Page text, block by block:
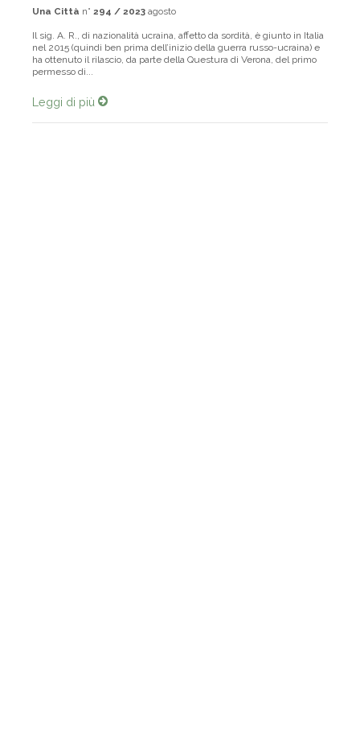
Una Città n° 294 / 2023 agosto
Il sig. A. R., di nazionalità ucraina, affetto da sordità, è giunto in Italia
nel 2015 (quindi ben prima dell’inizio della guerra russo-ucraina) e
ha ottenuto il rilascio, da parte della Questura di Verona, del primo
permesso di...
Leggi di più